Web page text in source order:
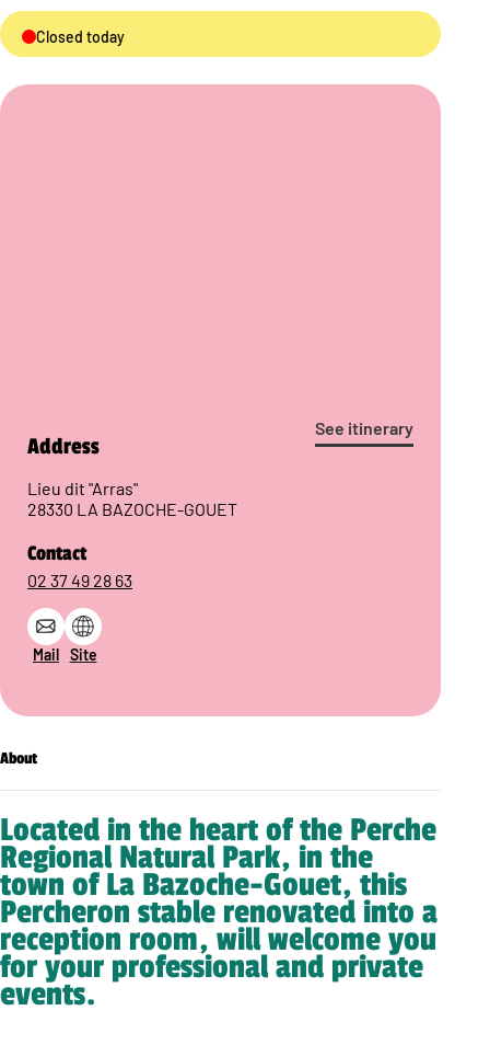
Closed today
See itinerary
Address
Lieu dit "Arras"
28330 LA BAZOCHE-GOUET
Contact
02 37 49 28 63
Mail Site
About
Located in the heart of the Perche
Regional Natural Park, in the
town of La Bazoche-Gouet, this
Percheron stable renovated into a
reception room, will welcome you
for your professional and private
events.